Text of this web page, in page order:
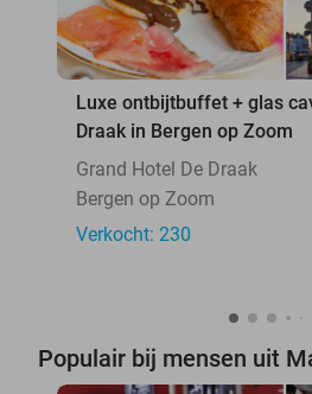
Luxe ontbijtbuffet + glas
Draak in Bergen op Zoom
Grand Hotel De Draak
Bergen op Zoom
Verkocht: 230
Populair bij mensen uit